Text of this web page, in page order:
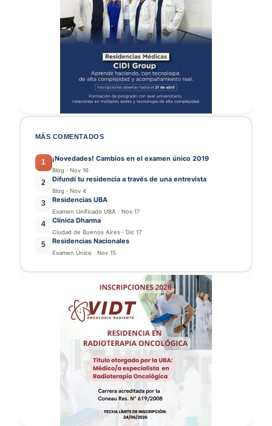
MÁS COMENTADOS
1 ¡Novedades! Cambios en el examen único 2019
Blog · Nov 16
2 Difundí tu residencia a través de una entrevista
Blog · Nov 4
3 Residencias UBA
Examen Unificado UBA · Nov 17
4 Clínica Dharma
Ciudad de Buenos Aires · Dic 17
5 Residencias Nacionales
Examen Único · Nov 15